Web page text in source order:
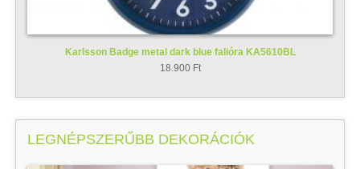
Karlsson Badge metal dark blue falióra KA5610BL
18.900 Ft
LEGNÉPSZERŰBB DEKORÁCIÓK